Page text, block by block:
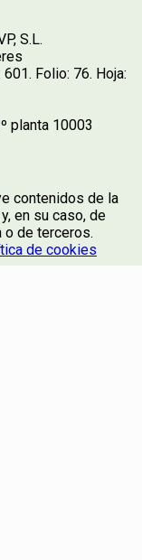
S.L.
Folio: 76. Hoja:
planta 10003
contenidos de la
en su caso, de
o de terceros.
de cookies